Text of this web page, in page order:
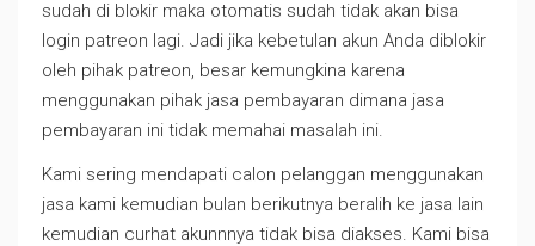
sudah di blokir maka otomatis sudah tidak akan bisa
login patreon lagi. Jadi jika kebetulan akun Anda diblokir
oleh pihak patreon, besar kemungkina karena
menggunakan pihak jasa pembayaran dimana jasa
pembayaran ini tidak memahai masalah ini.
Kami sering mendapati calon pelanggan menggunakan
jasa kami kemudian bulan berikutnya beralih ke jasa lain
kemudian curhat akunnnya tidak bisa diakses. Kami bisa